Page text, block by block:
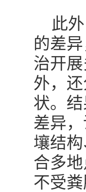
此
的差
治开
外，
状。
差异
壤结
合多
不受